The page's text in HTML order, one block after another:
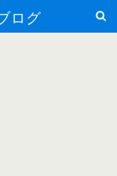
ログ